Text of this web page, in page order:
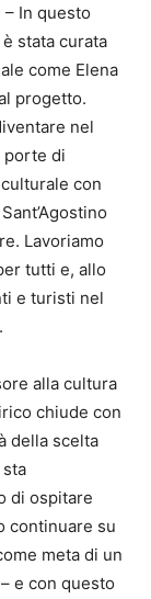
In questo
stata curata
come Elena
progetto.
nel
porte di
con
Lavoriamo
tutti e, allo
e turisti nel
alla cultura
chiude con
della scelta
sta
di ospitare
continuare su
meta di un
e con questo